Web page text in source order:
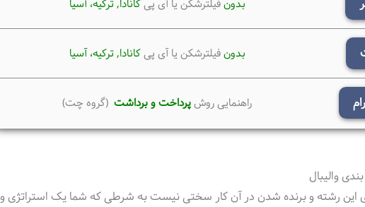
بدونفیلترشکن یا آی پیکانادا, ترکیه، آسیا
بدونفیلترشکن یا آی پیکانادا, ترکیه، آسیا
راهنمایی روشپرداخت و برداشت (گروه چت)
والیبال
این رشته و برنده شدن در آن کار سختی نیست به شرطی که شما یک استراتژی و